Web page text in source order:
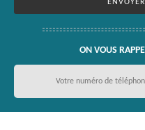
ON VOUS